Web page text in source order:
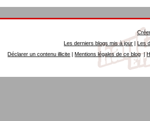
Les derniers blogs mis à jour |Les
Déclarer un contenu illicite |Mentions légales de ce blog|